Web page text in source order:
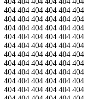
404 404 404 404 404
404 404 404 404 404
404 404 404 404 404
404 404 404 404 404
404 404 404 404 404
404 404 404 404 404
404 404 404 404 404
404 404 404 404 404
404 404 404 404 404
404 404 404 404 404